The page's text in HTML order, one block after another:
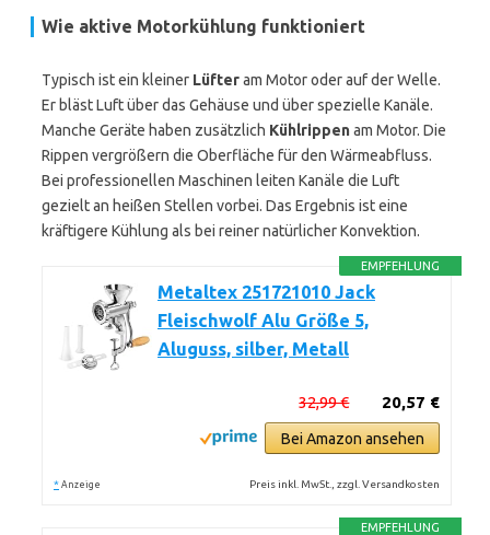
Wie aktive Motorkühlung funktioniert
Typisch ist ein kleiner Lüfteram Motor oder auf der Welle.
Er bläst Luft über das Gehäuse und über spezielle Kanäle.
Manche Geräte haben zusätzlich Kühlrippenam Motor. Die
Rippen vergrößern die Oberfläche für den Wärmeabfluss.
Bei professionellen Maschinen leiten Kanäle die Luft
gezielt an heißen Stellen vorbei. Das Ergebnis ist eine
kräftigere Kühlung als bei reiner natürlicher Konvektion.
EMPFEHLUNG
Metaltex 251721010 Jack
Fleischwolf Alu Größe 5,
Aluguss, silber, Metall
20,57 €
32,99 €
Bei Amazon ansehen
* Anzeige Preis inkl. MwSt., zzgl. Versandkosten
EMPFEHLUNG